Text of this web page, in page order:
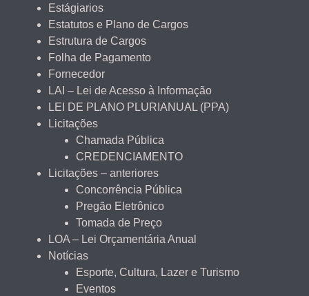
Estágiarios
Estatutos e Plano de Cargos
Estrutura de Cargos
Folha de Pagamento
Fornecedor
LAI – Lei de Acesso à Informação
LEI DE PLANO PLURIANUAL (PPA)
Licitações
Chamada Pública
CREDENCIAMENTO
Licitações – anteriores
Concorrência Pública
Pregão Eletrônico
Tomada de Preço
LOA – Lei Orçamentária Anual
Notícias
Esporte, Cultura, Lazer e Turismo
Eventos